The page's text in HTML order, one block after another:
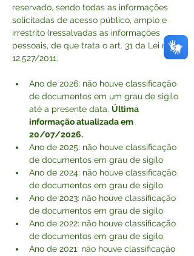
reservado, sendo todas as informações
solicitadas de acesso público, amplo e
irrestrito (ressalvadas as informações
pessoais, de que trata o art. 31 da Lei n.
12.527/2011.
Ano de 2026: não houve classificação
de documentos em um grau de sigilo
até a presente data. Última
informação atualizada em
20/07/2026.
Ano de 2025: não houve classificação
de documentos em grau de sigilo
Ano de 2024: não houve classificação
de documentos em grau de sigilo
Ano de 2023: não houve classificação
de documentos em grau de sigilo
Ano de 2022: não houve classificação
de documentos em grau de sigilo
Ano de 2021: não houve classificação